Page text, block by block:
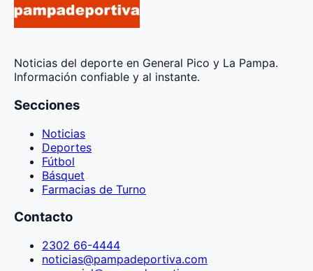
Noticias del deporte en General Pico y La Pampa.
Información confiable y al instante.
Secciones
Noticias
Deportes
Fútbol
Básquet
Farmacias de Turno
Contacto
2302 66-4444
noticias@pampadeportiva.com